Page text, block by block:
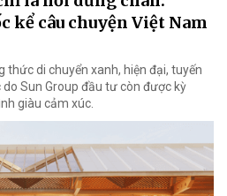
kể câu chuyện Việt Nam
thức di chuyển xanh, hiện đại, tuyến
Sun Group đầu tư còn được kỳ
giàu cảm xúc.